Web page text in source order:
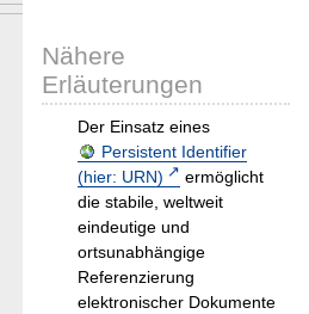
Nähere
Erläuterungen
Der Einsatz eines
Persistent Identifier
(hier: URN)
ermöglicht
die stabile, weltweit
eindeutige und
ortsunabhängige
Referenzierung
elektronischer Dokumente